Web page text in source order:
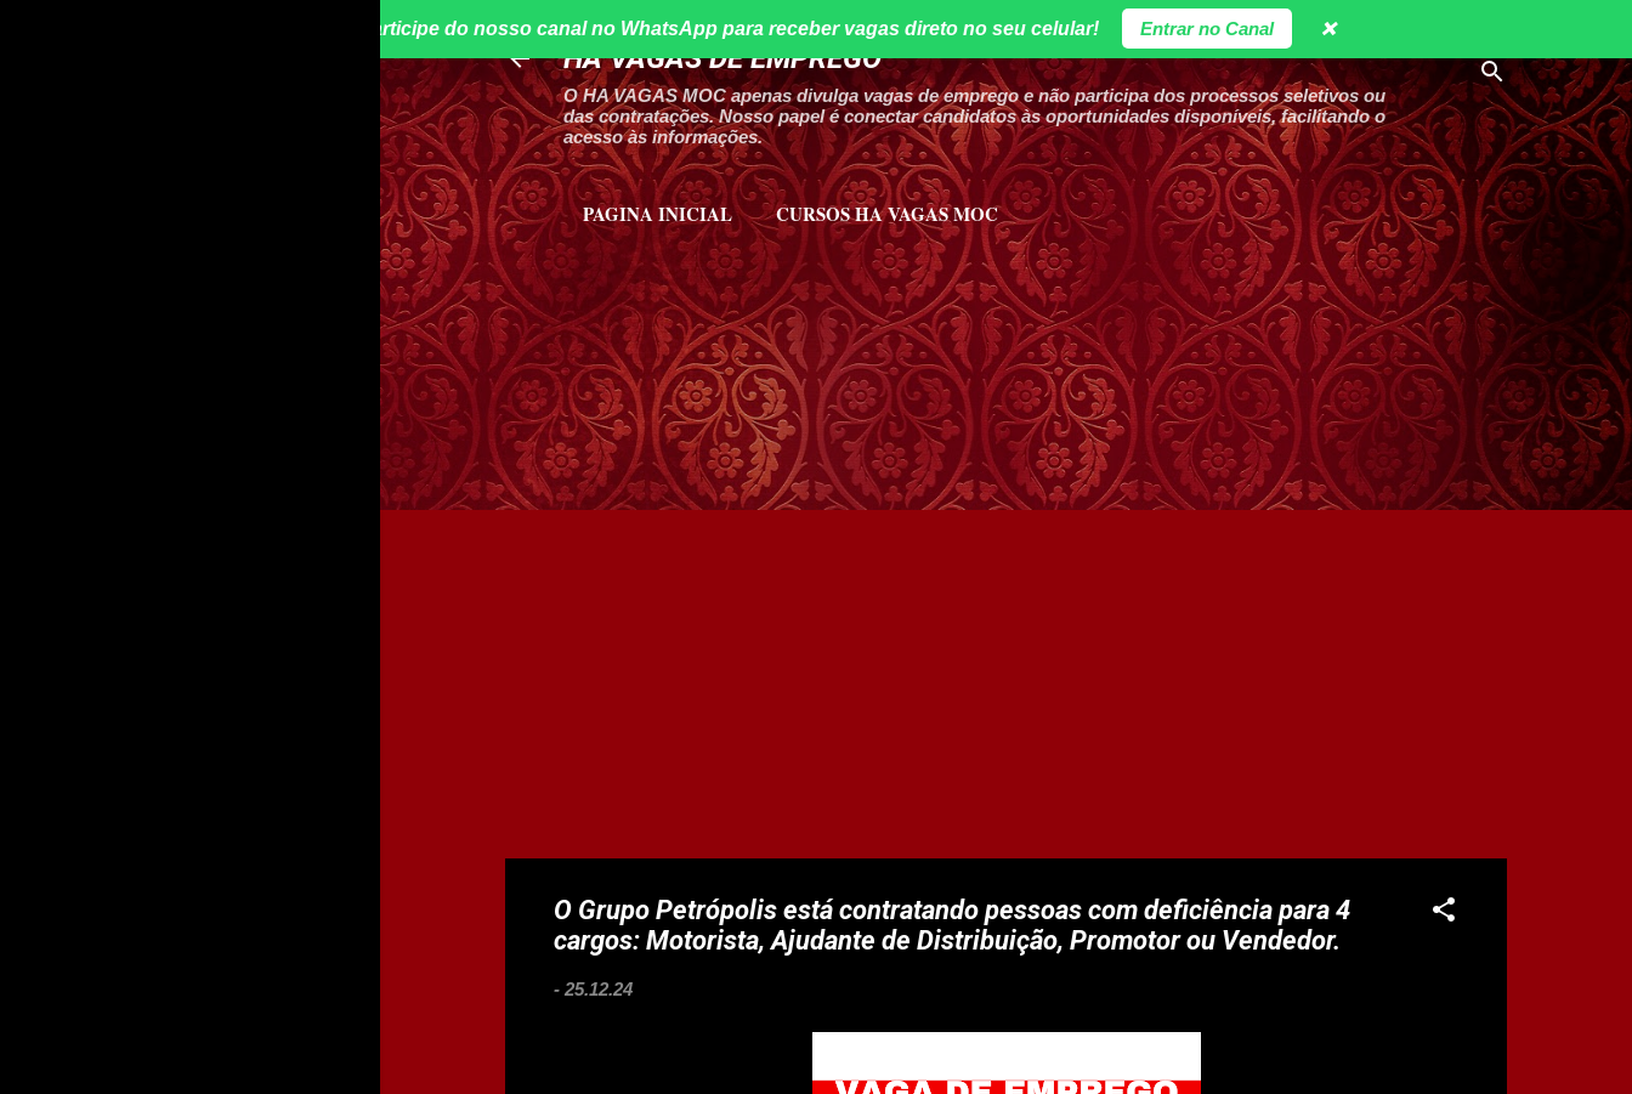
Pular para o conteúdo principal
HA VAGAS DE EMPREGO
O HA VAGAS MOC apenas divulga vagas de emprego e não participa dos processos seletivos ou
das contratações. Nosso papel é conectar candidatos às oportunidades disponíveis, facilitando o
acesso às informações.
📢 Participe do nosso canal no WhatsApp para receber vagas direto no seu celular! Entrar no Canal ❌
PAGINA INICIAL CURSOS HA VAGAS MOC
O Grupo Petrópolis está contratando pessoas com deficiência para 4
cargos: Motorista, Ajudante de Distribuição, Promotor ou Vendedor.
- 25.12.24